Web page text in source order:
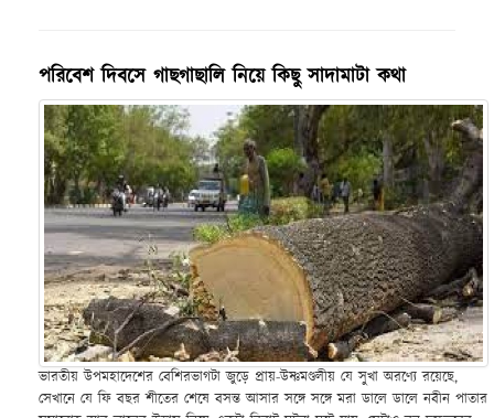
পরিবেশ দিবসে গাছগাছালি নিয়ে কিছু সাদামাটা কথা
ভারতীয় উপমহাদেশের বেশিরভাগটা জুড়ে প্রায়-উষ্ণমণ্ডলীয় যে সুখা অরণ্যে রয়েছে,
সেখানে যে ফি বছর শীতের শেষে বসন্ত আসার সঙ্গে সঙ্গে মরা ডালে ডালে নবীন পাতার